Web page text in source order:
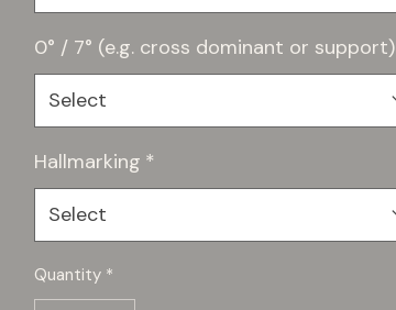
0° / 7° (e.g. cross dominant or support)
Select
Hallmarking *
Select
Quantity *